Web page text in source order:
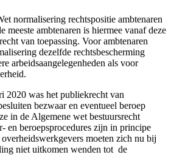
normalisering rechtspositie ambtenaren
meeste ambtenaren is hiermee vanaf deze
van toepassing. Voor ambtenaren
dezelfde rechtsbescherming
arbeidsaangelegenheden als voor
2020 was het publiekrecht van
bezwaar en eventueel beroep
in de Algemene wet bestuursrecht
en beroepsprocedures zijn in principe
moeten zich nu bij
niet uitkomen wenden tot de